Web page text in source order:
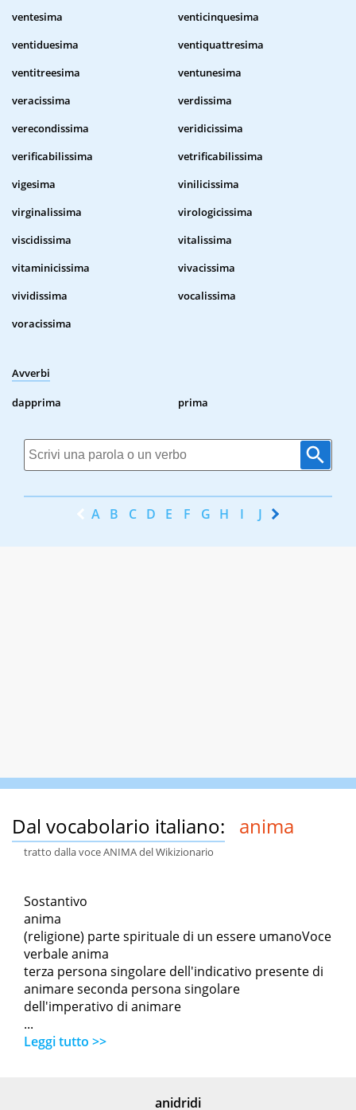
ventesima
venticinquesima
ventiduesima
ventiquattresima
ventitreesima
ventunesima
veracissima
verdissima
verecondissima
veridicissima
verificabilissima
vetrificabilissima
vigesima
vinilicissima
virginalissima
virologicissima
viscidissima
vitalissima
vitaminicissima
vivacissima
vividissima
vocalissima
voracissima
Avverbi
dapprima prima
A B C D E F G H I J K
Dal vocabolario italiano: anima
tratto dalla voce ANIMA del Wikizionario
Sostantivo
anima
(religione) parte spirituale di un essere umanoVoce
verbale anima
terza persona singolare dell'indicativo presente di
animare seconda persona singolare
dell'imperativo di animare
...
Leggi tutto >>
anidridi